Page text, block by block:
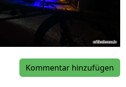
Kommentar hinzufügen